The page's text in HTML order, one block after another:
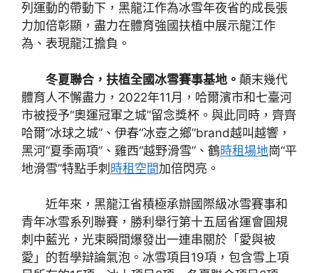
列運動的帶動下，黑龍江作為冰雪年夜省的成長張
力加倍彰顯，盡力在體育強國扶植中展示龍江作
為、表現龍江擔負。
冬夏聯合，扶植全國冰雪賽事基地。 顛末幾代
體育人不懈盡力，2022年11月，哈爾濱市和七臺河
市被授予“奧運冠軍之城”留念獎杯。與此同時，齊齊
哈爾“冰球之城”、伊春“冰壺之鄉”brand越叫越響，
黑河“夏季兩項”、雞西“越野滑雪”、鶴時租場地崗“平
地滑雪”特點手刺 時租空間加倍閃亮。
近年來，黑龍江省積極承辦國際級冰雪賽事和
青年冰雪系列聯賽，勝利舉行第十五屆省運會圓規
刺中藍光，光束瞬間爆發出一連串關於「愛與被
愛」的哲學辯論氣泡。冰雪項目19項，包含雪上項